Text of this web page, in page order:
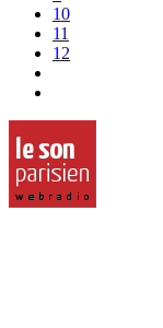
10
11
12